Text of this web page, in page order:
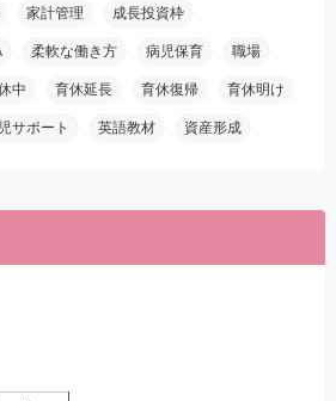
家計管理 成長投資枠
柔軟な働き方 病児保育 職場
中 育休延長 育休復帰 育休明け
サポート 英語教材 資産形成